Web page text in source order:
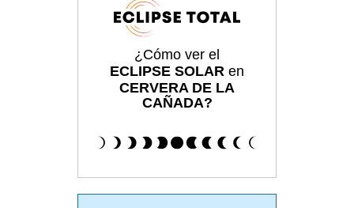
¿Cómo ver el
ECLIPSE SOLAR en
CERVERA DE LA
CAÑADA?